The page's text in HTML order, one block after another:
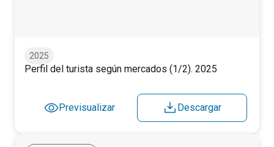
2025
Perfil del turista según mercados (1/2). 2025
Previsualizar Descargar